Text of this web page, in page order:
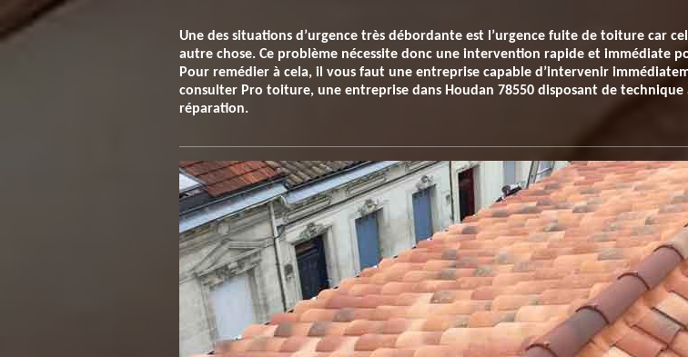
Une des situations d’urgence très débordante est l’urgence fuite de toiture car
autre chose. Ce problème nécessite donc une intervention rapide et immédiate
Pour remédier à cela, il vous faut une entreprise capable d’intervenir
consulter Pro toiture, une entreprise dans Houdan 78550 disposant de
réparation.